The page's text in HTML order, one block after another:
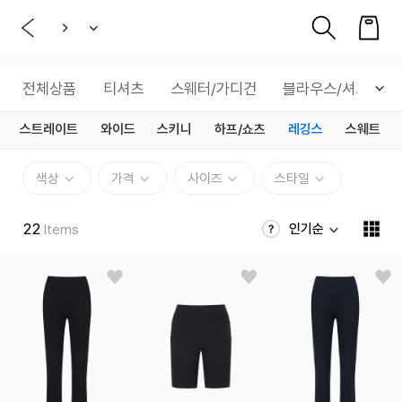
전체상품 티셔츠 스웨터/가디건 블라우스/셔츠
스트레이트 와이드 스키니 하프/쇼츠 레깅스 스웨트
색상 가격 사이즈 스타일
22 Items 인기순